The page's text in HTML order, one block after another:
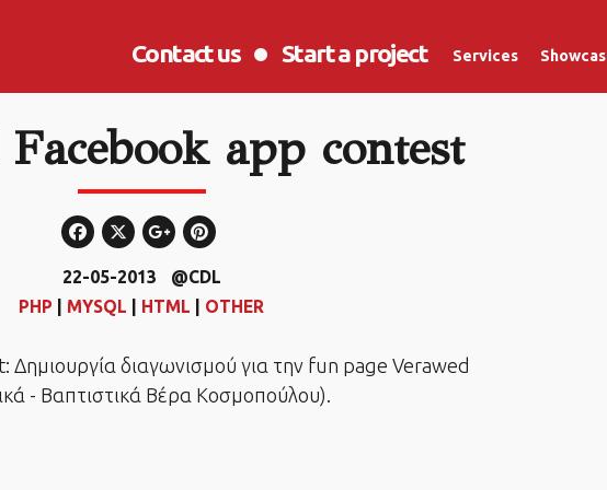
Contact us Start a project Services
app contest
22-05-2013
@CDL
PHP
MYSQL HTML OTHER
Δημιουργία διαγωνισμού για την fun page Verawed
- Βαπτιστικά Βέρα Κοσμοπούλου).